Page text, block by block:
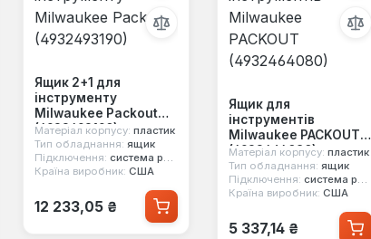
Ящик 2+1 для
інструменту
Milwaukee Packout
(4932493190)
Матеріал корпусу: пластик
Тип обладнання: ящик
Підключення: система packout
Країна виробник: США
Звичайна ціна:
12 233,05 ₴
Ящик для
інструментів
Milwaukee PACKOUT
(4932464080)
Матеріал корпусу: пластик
Тип обладнання: ящик
Підключення: система packout
Країна виробник: США
Звичайна ціна:
5 337,14 ₴